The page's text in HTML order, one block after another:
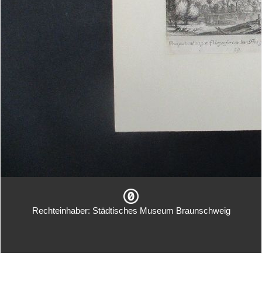
Rechteinhaber: Städtisches Museum Braunschweig